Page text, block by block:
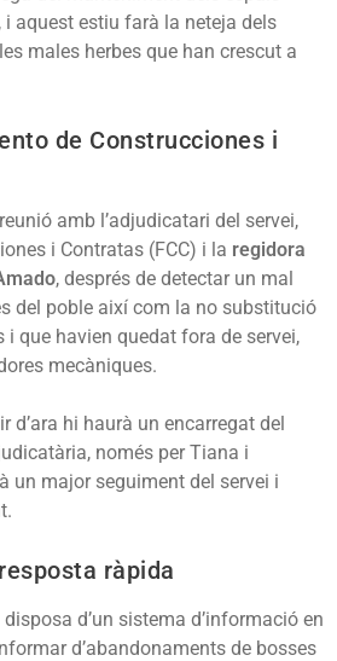
aquest estiu farà la neteja dels
males herbes que han crescut a
de Construcciones i
amb l’adjudicatari del servei,
i Contratas (FCC) i la regidora
, després de detectar un mal
del poble així com la no substitució
que havien quedat fora de servei,
mecàniques.
d’ara hi haurà un encarregat del
només per Tiana i
un major seguiment del servei i
ràpida
d’un sistema d’informació en
d’abandonaments de bosses